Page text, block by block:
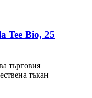
Tee Bio, 25
търговия
тъкан